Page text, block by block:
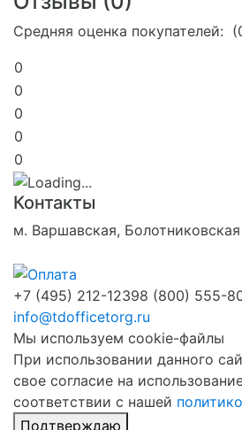
Средняя оценка покупателей:
0
0
0
0
0
Контакты
м. Варшавская,
+7 (495) 212-12398 (800) 555-
info@tdofficetorg.ru
Мы используем cookie-файлы
При использовании данного
свое согласие на
соответствии с нашей
Подтверждаю